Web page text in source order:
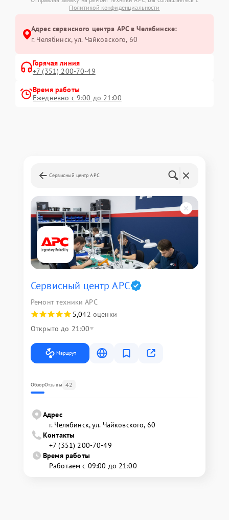
Политикой конфиденциальности
Адрес сервисного центра APC в Челябинске:
г. Челябинск, ул. Чайковского, 60
Горячая линия
+7 (351) 200-70-49
Время работы
Ежедневно с 9:00 до 21:00
Сервисный центр APC
Сервисный центр APC
Ремонт техники APC
5,042 оценки
Открыто до 21:00
Маршрут
ОбзорОтзывы 42
Адрес
г. Челябинск, ул. Чайковского, 60
Контакты
+7 (351) 200-70-49
Время работы
Работаем с 09:00 до 21:00